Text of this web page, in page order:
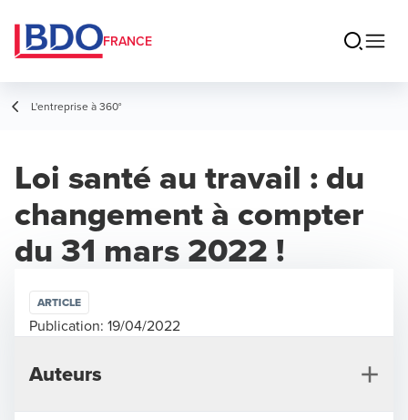
FRANCE
L'entreprise à 360°
Loi santé au travail : du
changement à compter
du 31 mars 2022 !
ARTICLE
Publication: 19/04/2022
Auteurs